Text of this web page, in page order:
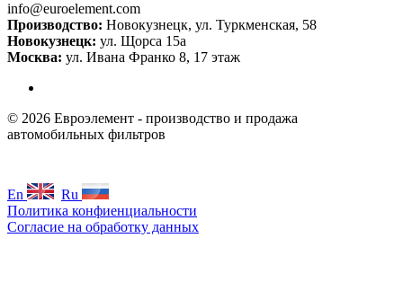
info@euroelement.com
Производство: Новокузнецк, ул. Туркменская, 58
Новокузнецк: ул. Щорса 15а
Москва: ул. Ивана Франко 8, 17 этаж
© 2026 Евроэлемент - производство и продажа
автомобильных фильтров
En
Ru
Политика конфиенциальности
Согласие на обработку данных